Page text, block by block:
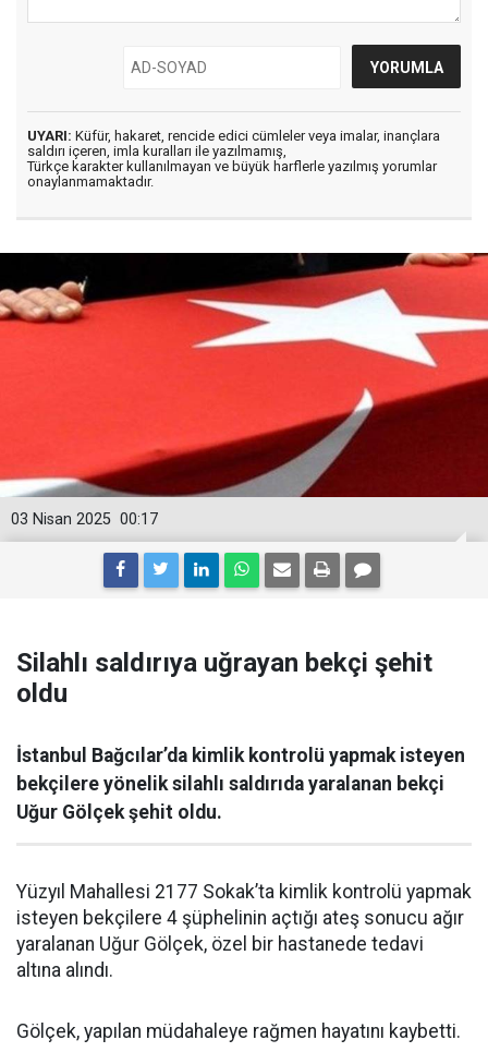
UYARI: Küfür, hakaret, rencide edici cümleler veya imalar, inançlara
saldırı içeren, imla kuralları ile yazılmamış,
Türkçe karakter kullanılmayan ve büyük harflerle yazılmış yorumlar
onaylanmamaktadır.
00:17
03 Nisan 2025
Silahlı saldırıya uğrayan bekçi şehit
oldu
İstanbul Bağcılar’da kimlik kontrolü yapmak isteyen
bekçilere yönelik silahlı saldırıda yaralanan bekçi
Uğur Gölçek şehit oldu.
Yüzyıl Mahallesi 2177 Sokak’ta kimlik kontrolü yapmak
isteyen bekçilere 4 şüphelinin açtığı ateş sonucu ağır
yaralanan Uğur Gölçek, özel bir hastanede tedavi
altına alındı.
Gölçek, yapılan müdahaleye rağmen hayatını kaybetti.